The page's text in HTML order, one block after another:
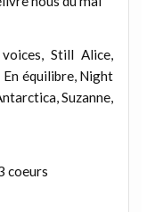
Still Alice,
équilibre, Night
Suzanne,
coeurs